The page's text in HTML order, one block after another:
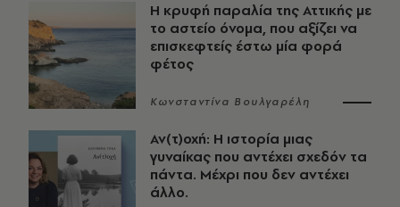
Η κρυφή παραλία της Αττικής με
το αστείο όνομα, που αξίζει να
επισκεφτείς έστω μία φορά
φέτος
Κωνσταντίνα Βουλγαρέλη
Αν(τ)οχή: Η ιστορία μιας
γυναίκας που αντέχει σχεδόν τα
πάντα. Μέχρι που δεν αντέχει
άλλο.